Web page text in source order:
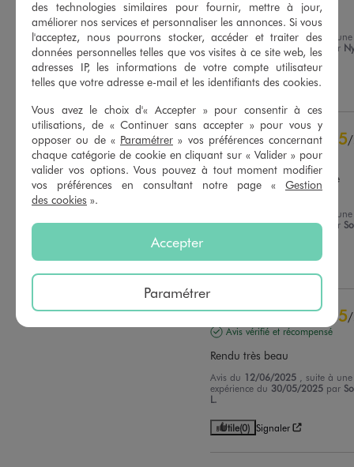
Basé sur25 avis soumis à un
contrôle
Voir tous les avis sur ce site
5étoiles
23
4étoiles
2
3étoiles
0
2étoiles
0
0
Top
Avis du13/05/2026
, suite à une
expérience du14/03/2026 par
A.
Utile(0) Signaler
5/
Avis vérifié et récompensé
Simple et Joli avec sa petite
broderie
, suite à une
expérience du26/06/2025 par
Utile(0) Signaler
5/
Avis vérifié et récompensé
Rendu très beau
Avis du 12/06/2025
, suite à une
expérience du 30/05/2025 par
L.
Utile(0) Signaler
des technologies similaires pour fournir, mettre à jour,
améliorer nos services et personnaliser les annonces. Si vous
l'acceptez, nous pourrons stocker, accéder et traiter des
données personnelles telles que vos visites à ce site web, les
adresses IP, les informations de votre compte utilisateur
telles que votre adresse e-mail et les identifiants des cookies.
Vous avez le choix d'« Accepter » pour consentir à ces
utilisations, de « Continuer sans accepter » pour vous y
opposer ou de « Paramétrer » vos préférences concernant
chaque catégorie de cookie en cliquant sur « Valider » pour
valider vos options. Vous pouvez à tout moment modifier
vos préférences en consultant notre page « Gestion
des cookies ».
Accepter
Paramétrer